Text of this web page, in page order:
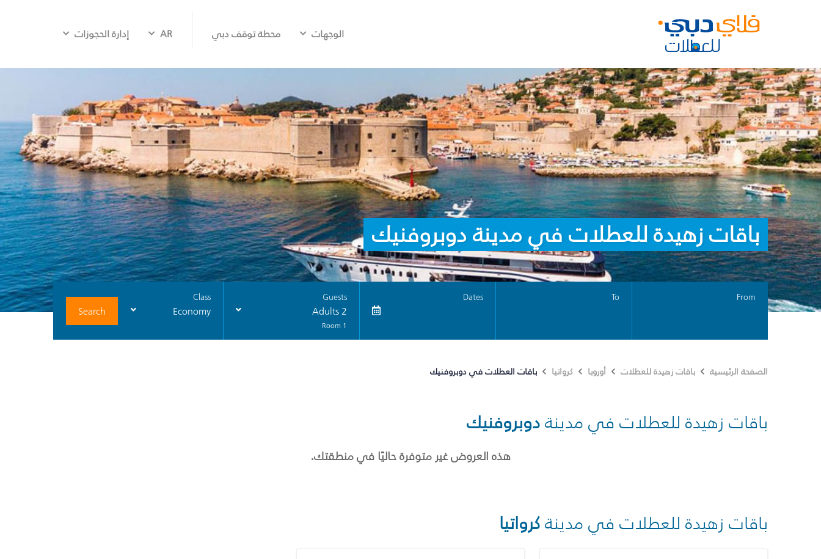
الوجهات محطة توقف دبي AR إدارة الحجوزات
باقات زهيدة للعطلات في مدينة دوبروفنيك
From
To
Dates
Guests
2 Adults
1 Room
Class
Economy
Search
الصفحة الرئيسية باقات زهيدة للعطلات أوروبا كرواتيا باقات العطلات في دوبروفنيك
باقات زهيدة للعطلات في مدينةدوبروفنيك
هذه العروض غير متوفرة حاليًا في منطقتك.
باقات زهيدة للعطلات في مدينةكرواتيا